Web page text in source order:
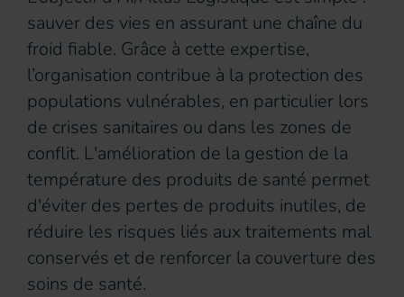
sauver des vies en assurant une chaîne du
froid fiable. Grâce à cette expertise,
l’organisation contribue à la protection des
populations vulnérables, en particulier lors
de crises sanitaires ou dans les zones de
conflit. L'amélioration de la gestion de la
température des produits de santé permet
d'éviter des pertes de produits inutiles, de
réduire les risques liés aux traitements mal
conservés et de renforcer la couverture des
soins de santé.